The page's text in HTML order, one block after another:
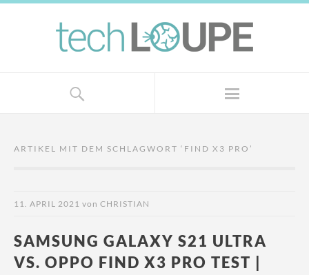
ARTIKEL MIT DEM SCHLAGWORT ‘ FIND X3 PRO ’
11. APRIL 2021 von CHRISTIAN
SAMSUNG GALAXY S21 ULTRA
VS. OPPO FIND X3 PRO TEST |